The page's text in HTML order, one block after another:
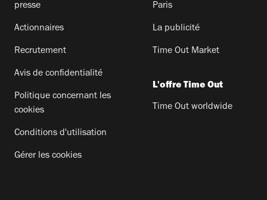
presse
Actionnaires
Recrutement
Avis de confidentialité
Politique concernant les
cookies
Conditions d'utilisation
Gérer les cookies
Paris
La publicité
Time Out Market
L'offre Time Out
Time Out worldwide